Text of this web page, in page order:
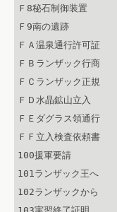
Ｆ8秘石制御装置
Ｆ9南の遺跡
ＦＡ温泉通行許可証
ＦＢランザック行商
ＦＣランザック正規
ＦＤ水晶鉱山立入
ＦＥダグラス領通行
ＦＦ立入検査依頼書
100援軍要請
101ランザック王へ
102ランザックから